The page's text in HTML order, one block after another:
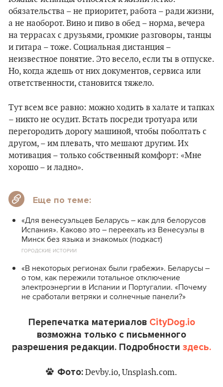
обязательства – не приоритет, работа – ради жизни,
а не наоборот. Вино и пиво в обед – норма, вечера
на террасах с друзьями, громкие разговоры, танцы
и гитара – тоже. Социальная дистанция –
неизвестное понятие. Это весело, если ты в отпуске.
Но, когда ждешь от них документов, сервиса или
ответственности, становится тяжело.
Тут всем все равно: можно ходить в халате и тапках
– никто не осудит. Встать посреди тротуара или
перегородить дорогу машиной, чтобы поболтать с
другом, – им плевать, что мешают другим. Их
мотивация – только собственный комфорт: «Мне
хорошо – и ладно».
Еще по теме:
«Для венесуэльцев Беларусь – как для белорусов
Испания». Каково это – переехать из Венесуэлы в
Минск без языка и знакомых (подкаст)
ГОРОДСКИЕ ИСТОРИИ
«В некоторых регионах были грабежи». Беларусы –
о том, как пережили тотальное отключение
электроэнергии в Испании и Португалии. «Почему
не сработали ветряки и солнечные панели?»
Перепечатка материалов CityDog.io
возможна только с письменного
разрешения редакции. Подробности здесь.
Фото: Devby.io, Unsplash.com.